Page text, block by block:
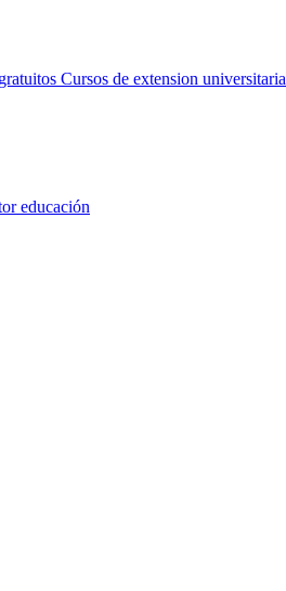
Cursos de extension universitaria
educación